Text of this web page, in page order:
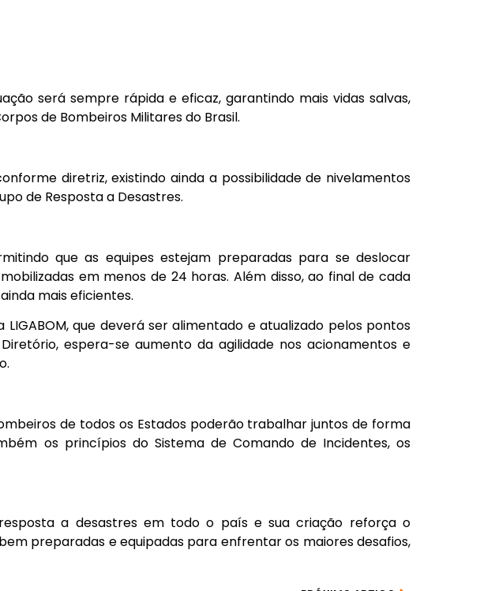
será sempre rápida e eficaz, garantindo mais vidas salvas,
de Bombeiros Militares do Brasil.
diretriz, existindo ainda a possibilidade de nivelamentos
de Resposta a Desastres.
que as equipes estejam preparadas para se deslocar
em menos de 24 horas. Além disso, ao final de cada
mais eficientes.
que deverá ser alimentado e atualizado pelos pontos
espera-se aumento da agilidade nos acionamentos e
de todos os Estados poderão trabalhar juntos de forma
os princípios do Sistema de Comando de Incidentes, os
a desastres em todo o país e sua criação reforça o
preparadas e equipadas para enfrentar os maiores desafios,